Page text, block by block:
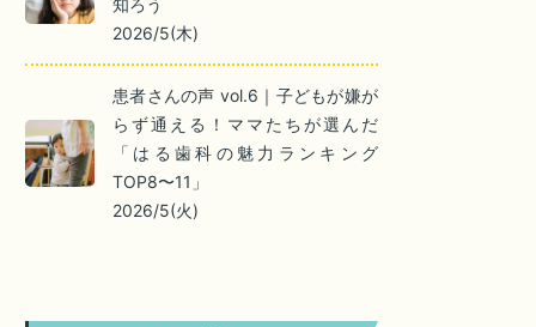
知ろう
2026/5(木)
患者さんの声 vol.6｜子どもが嫌が
らず通える！ママたちが選んだ
「はる歯科の魅力ランキング
TOP8〜11」
2026/5(火)